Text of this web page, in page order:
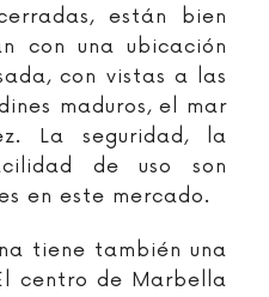
están bien
con una ubicación
con vistas a las
maduros, el mar
La seguridad, la
de uso son
en este mercado.
tiene también una
centro de Marbella